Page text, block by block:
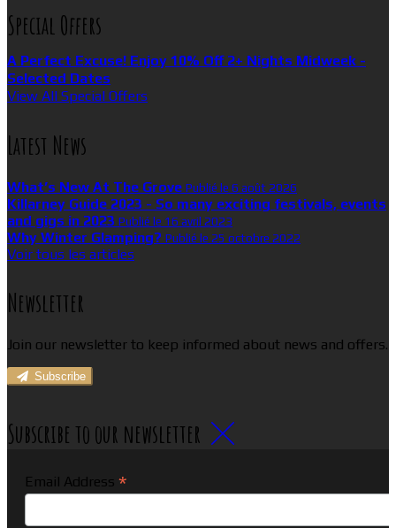
Special Offers
A Perfect Excuse! Enjoy 10% Off 2+ Nights Midweek -
Selected Dates
View All Special Offers
Latest News
What’s New At The Grove Publié le 6 août 2026
Killarney Guide 2023 - So many exciting festivals, events
and gigs in 2023 Publié le 16 avril 2023
Why Winter Glamping? Publié le 25 octobre 2022
Voir tous les articles
Newsletter
Join our newsletter to keep informed about news and offers.
Subscribe
Subscribe to our newsletter
Email Address *